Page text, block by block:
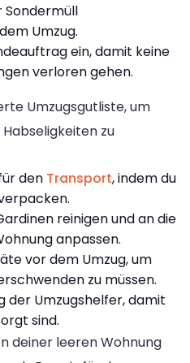
Sondermüll
Umzug.
ein, damit keine
verloren gehen.
Umzugsgutliste, um
zu
den Transport, indem du
reinigen und an die
anpassen.
vor dem Umzug, um
zu müssen.
der Umzugshelfer, damit
sind.
deiner leeren Wohnung